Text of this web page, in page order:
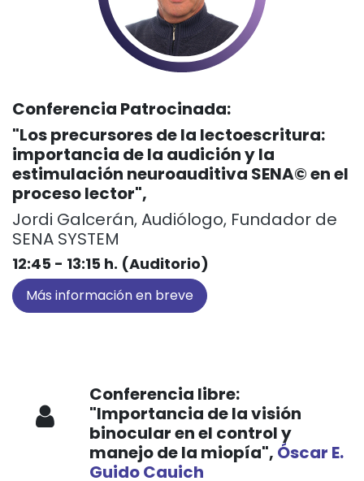
Conferencia Patrocinada:
"Los precursores de la lectoescritura:
importancia de la audición y la
estimulación neuroauditiva SENA© en el
proceso lector",
Jordi Galcerán, Audiólogo, Fundador de
SENA SYSTEM
12:45 - 13:15 h. (Auditorio)
Más información en breve
Conferencia libre:
"Importancia de la visión
binocular en el control y
manejo de la miopía", Óscar E.
Guido Cauich